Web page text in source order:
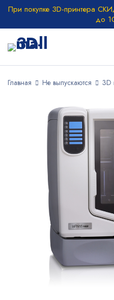
При покупке 3D-принтера
до
Главная Не выпускаются 3D